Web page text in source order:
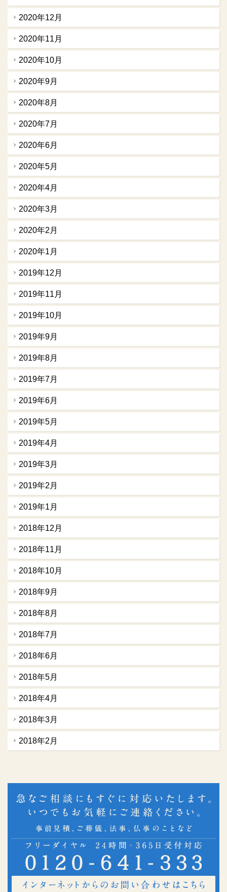
2020年12月
2020年11月
2020年10月
2020年9月
2020年8月
2020年7月
2020年6月
2020年5月
2020年4月
2020年3月
2020年2月
2020年1月
2019年12月
2019年11月
2019年10月
2019年9月
2019年8月
2019年7月
2019年6月
2019年5月
2019年4月
2019年3月
2019年2月
2019年1月
2018年12月
2018年11月
2018年10月
2018年9月
2018年8月
2018年7月
2018年6月
2018年5月
2018年4月
2018年3月
2018年2月